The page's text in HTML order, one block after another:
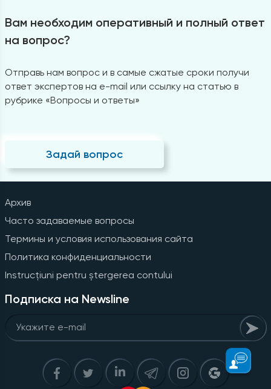
Вам необходим оперативный и полный ответ
на вопрос?
Отправь нам вопрос и в самые сжатые сроки получи
ответ экспертов на e-mail или ссылку на статью в
рубрике «Вопросы и ответы»
Задай вопрос
Архив
Часто задаваемые вопросы
Термины и условия использования сайта
Политика конфиденциальности
Instrucțiuni pentru ștergerea contului
Подписка на Newsline